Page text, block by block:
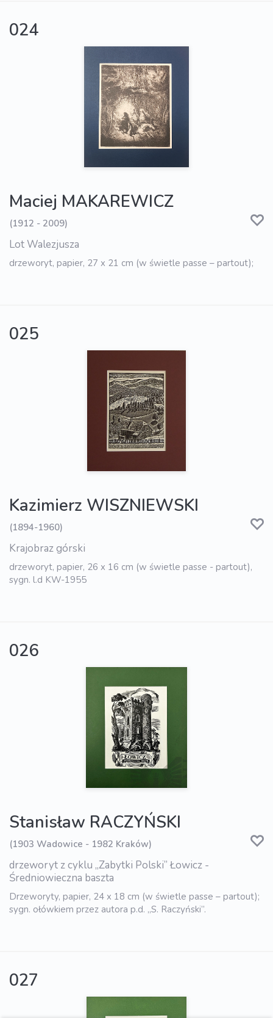
024
Maciej MAKAREWICZ
(1912 - 2009)
Lot Walezjusza
drzeworyt, papier, 27 x 21 cm (w świetle passe – partout);
025
Kazimierz WISZNIEWSKI
(1894-1960)
Krajobraz górski
drzeworyt, papier, 26 x 16 cm (w świetle passe - partout),
sygn. l.d KW-1955
026
Stanisław RACZYŃSKI
(1903 Wadowice - 1982 Kraków)
drzeworyt z cyklu „Zabytki Polski” Łowicz -
Średniowieczna baszta
Drzeworyty, papier, 24 x 18 cm (w świetle passe – partout);
sygn. ołówkiem przez autora p.d. „S. Raczyński”.
027